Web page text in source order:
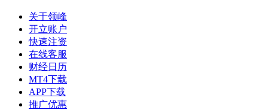
关于领峰
开立账户
快速注资
在线客服
财经日历
MT4下载
APP下载
推广优惠